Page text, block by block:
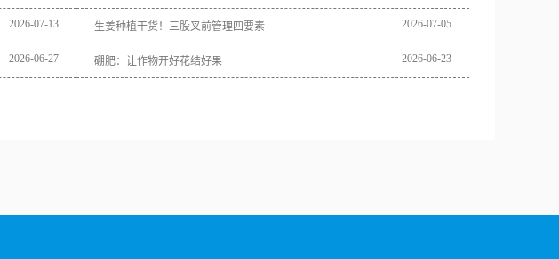
2026-07-13 生姜种植干货！三股叉前管理四要素 2026-07-05
2026-06-27 硼肥：让作物开好花结好果 2026-06-23